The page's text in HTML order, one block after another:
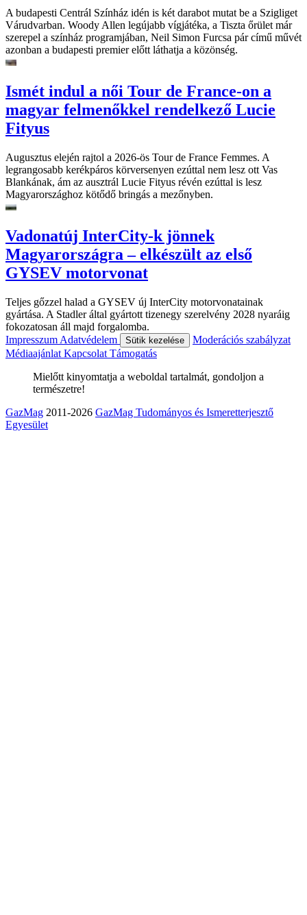
A budapesti Centrál Színház idén is két darabot mutat be a Szigliget
Várudvarban. Woody Allen legújabb vígjátéka, a Tiszta őrület már
szerepel a színház programjában, Neil Simon Furcsa pár című művét
azonban a budapesti premier előtt láthatja a közönség.
Ismét indul a női Tour de France-on a
magyar felmenőkkel rendelkező Lucie
Fityus
Augusztus elején rajtol a 2026-ös Tour de France Femmes. A
legrangosabb kerékpáros körversenyen ezúttal nem lesz ott Vas
Blankának, ám az ausztrál Lucie Fityus révén ezúttal is lesz
Magyarországhoz kötődő bringás a mezőnyben.
Vadonatúj InterCity-k jönnek
Magyarországra – elkészült az első
GYSEV motorvonat
Teljes gőzzel halad a GYSEV új InterCity motorvonatainak
gyártása. A Stadler által gyártott tizenegy szerelvény 2028 nyaráig
fokozatosan áll majd forgalomba.
Impresszum Adatvédelem Sütik kezelése
Moderációs szabályzat
Médiaajánlat Kapcsolat Támogatás
Mielőtt kinyomtatja a weboldal tartalmát, gondoljon a
természetre!
GazMag 2011-2026 GazMag Tudományos és Ismeretterjesztő
Egyesület